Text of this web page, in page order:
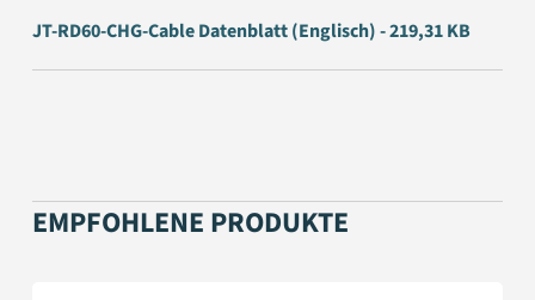
JT-RD60-CHG-Cable Datenblatt (Englisch) - 219,31 KB
EMPFOHLENE PRODUKTE